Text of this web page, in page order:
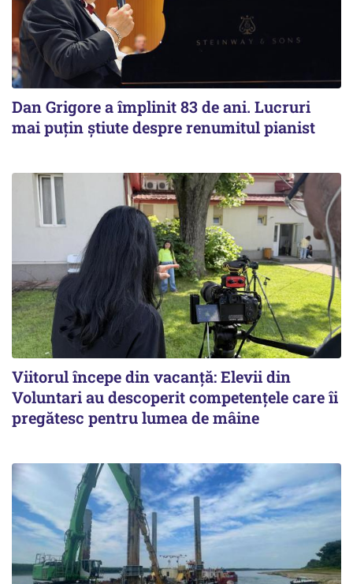
Dan Grigore a împlinit 83 de ani. Lucruri
mai puțin știute despre renumitul pianist
Viitorul începe din vacanță: Elevii din
Voluntari au descoperit competențele care îi
pregătesc pentru lumea de mâine